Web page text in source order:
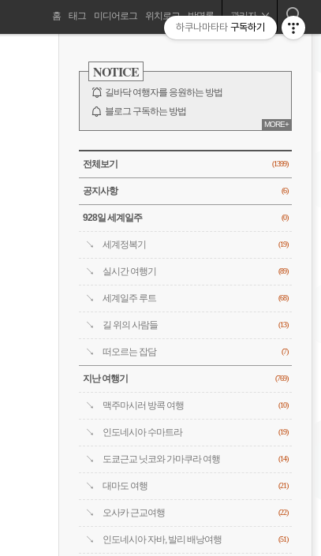
홈 태그 미디어로그 위치로그 방명록 관리자
NOTICE
길바닥 여행자를 응원하는 방법
블로그 구독하는 방법
바람처럼은 누구?
전체 보기
MORE+
CATEGORY
전체보기 (1399)
공지사항 (6)
928일 세계일주 (0)
세계정복기 (19)
실시간 여행기 (89)
세계일주 루트 (68)
길 위의 사람들 (13)
떠오르는 잡담 (7)
지난 여행기 (769)
맥주마시러 방콕 여행 (10)
인도네시아 수마트라 (19)
도쿄근교 닛코와 가마쿠라 여행 (14)
대마도 여행 (21)
오사카 근교여행 (22)
인도네시아 자바, 발리 배낭여행 (51)
하쿠나마타타 구독하기